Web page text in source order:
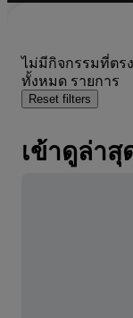
ไม่มีกิจกรรมที่ตร
ทั้งหมด รายการ
Reset filters
เข้าดูล่าสุ